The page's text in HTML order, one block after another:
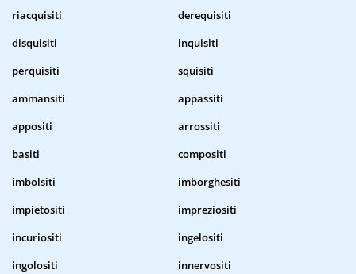
riacquisiti
derequisiti
disquisiti
inquisiti
perquisiti
squisiti
ammansiti
appassiti
appositi
arrossiti
basiti
compositi
imbolsiti
imborghesiti
impietositi
impreziositi
incuriositi
ingelositi
ingolositi
innervositi